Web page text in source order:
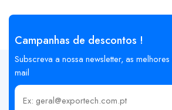
Campanhas de descontos !
Subscreva a nossa newsletter, as
mail
Insira o seu email